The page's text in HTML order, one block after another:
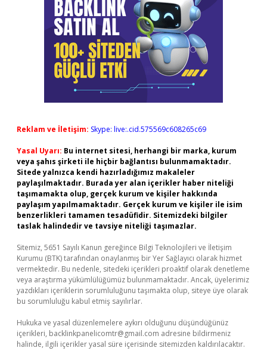
Reklam ve İletişim: Skype: live:.cid.575569c608265c69
Yasal Uyarı: Bu internet sitesi, herhangi bir marka, kurum
veya şahıs şirketi ile hiçbir bağlantısı bulunmamaktadır.
Sitede yalnızca kendi hazırladığımız makaleler
paylaşılmaktadır. Burada yer alan içerikler haber niteliği
taşımamakta olup, gerçek kurum ve kişiler hakkında
paylaşım yapılmamaktadır. Gerçek kurum ve kişiler ile isim
benzerlikleri tamamen tesadüfidir. Sitemizdeki bilgiler
taslak halindedir ve tavsiye niteliği taşımazlar.
Sitemiz, 5651 Sayılı Kanun gereğince Bilgi Teknolojileri ve İletişim
Kurumu (BTK) tarafından onaylanmış bir Yer Sağlayıcı olarak hizmet
vermektedir. Bu nedenle, sitedeki içerikleri proaktif olarak denetleme
veya araştırma yükümlülüğümüz bulunmamaktadır. Ancak, üyelerimiz
yazdıkları içeriklerin sorumluluğunu taşımakta olup, siteye üye olarak
bu sorumluluğu kabul etmiş sayılırlar.
Hukuka ve yasal düzenlemelere aykırı olduğunu düşündüğünüz
içerikleri, backlinkpanelicomtr@gmail.com adresine bildirmeniz
halinde, ilgili içerikler yasal süre içerisinde sitemizden kaldırılacaktır.